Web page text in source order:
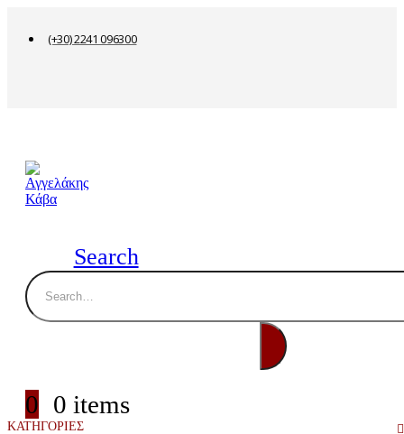
(+30) 2241 096300
Search
0 0 items
ΚΑΤΗΓΟΡΙΕΣ